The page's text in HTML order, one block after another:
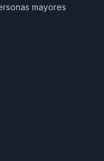
mayores